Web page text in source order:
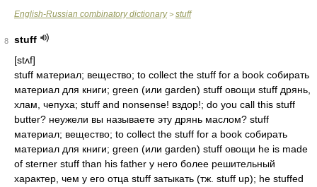
English-Russian combinatory dictionary> stuff
8
stuff
[stʌf]
stuff материал; вещество; to collect the stuff for a book собирать
материал для книги; green (или garden) stuff овощи stuff дрянь,
хлам, чепуха; stuff and nonsense! вздор!; do you call this stuff
butter? неужели вы называете эту дрянь маслом? stuff
материал; вещество; to collect the stuff for a book собирать
материал для книги; green (или garden) stuff овощи he is made
of sterner stuff than his father у него более решительный
характер, чем у его отца stuff затыкать (тж. stuff up); he stuffed